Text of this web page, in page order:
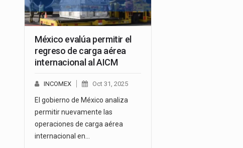
México evalúa permitir el
regreso de carga aérea
internacional al AICM
INCOMEX Oct 31, 2025
El gobierno de México analiza
permitir nuevamente las
operaciones de carga aérea
internacional en…